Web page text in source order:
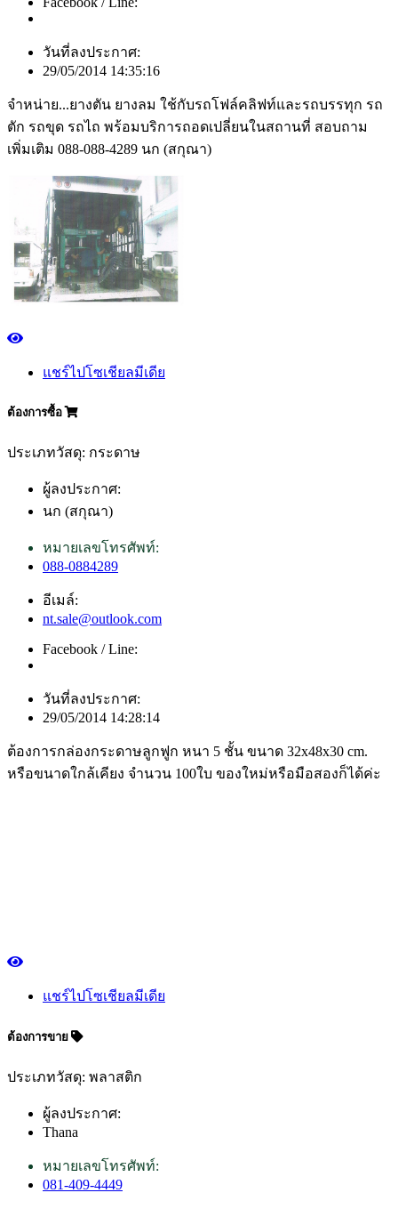
วันที่ลงประกาศ:
29/05/2014 14:35:16
จำหน่าย...ยางตัน ยางลม ใช้กับรถโฟล์คลิฟท์และรถบรรทุก รถ
ตัก รถขุด รถไถ พร้อมบริการถอดเปลี่ยนในสถานที่ สอบถาม
เพิ่มเติม 088-088-4289 นก (สกุณา)
แชร์ไปโซเชียลมีเดีย
ต้องการซื้อ
ประเภทวัสดุ: กระดาษ
ผู้ลงประกาศ:
นก (สกุณา)
หมายเลขโทรศัพท์:
088-0884289
อีเมล์:
nt.sale@outlook.com
Facebook / Line:
วันที่ลงประกาศ:
29/05/2014 14:28:14
ต้องการกล่องกระดาษลูกฟูก หนา 5 ชั้น ขนาด 32x48x30 cm.
หรือขนาดใกล้เคียง จำนวน 100ใบ ของใหม่หรือมือสองก็ได้ค่ะ
แชร์ไปโซเชียลมีเดีย
ต้องการขาย
ประเภทวัสดุ: พลาสติก
ผู้ลงประกาศ:
Thana
หมายเลขโทรศัพท์:
081-409-4449